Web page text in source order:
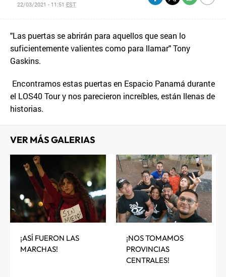
22/03/2021 - 11:51 EST
"Las puertas se abrirán para aquellos que sean lo
suficientemente valientes como para llamar" Tony
Gaskins.
Encontramos estas puertas en Espacio Panamá durante
el LOS40 Tour y nos parecieron increíbles, están llenas de
historias.
VER MÁS GALERIAS
¡ASÍ FUERON LAS
MARCHAS!
¡NOS TOMAMOS
PROVINCIAS
CENTRALES!